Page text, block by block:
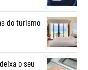
do turismo
o seu